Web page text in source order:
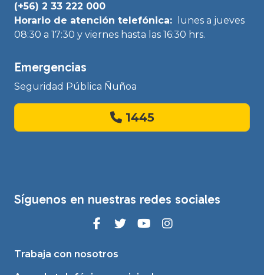
(+56) 2 33 222 000
Horario de atención telefónica:
lunes a jueves
08:30 a 17:30 y viernes hasta las 16:30 hrs.
Emergencias
Seguridad Pública Ñuñoa
1445
Síguenos en nuestras redes sociales
Trabaja con nosotros